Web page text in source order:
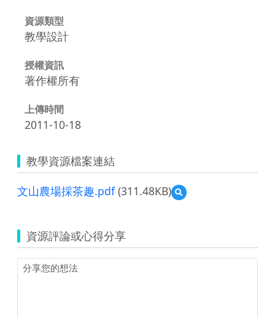
資源類型
教學設計
授權資訊
著作權所有
上傳時間
2011-10-18
教學資源檔案連結
文山農場採茶趣.pdf(311.48KB)
預
覽
場
採
資源評論或心得分享